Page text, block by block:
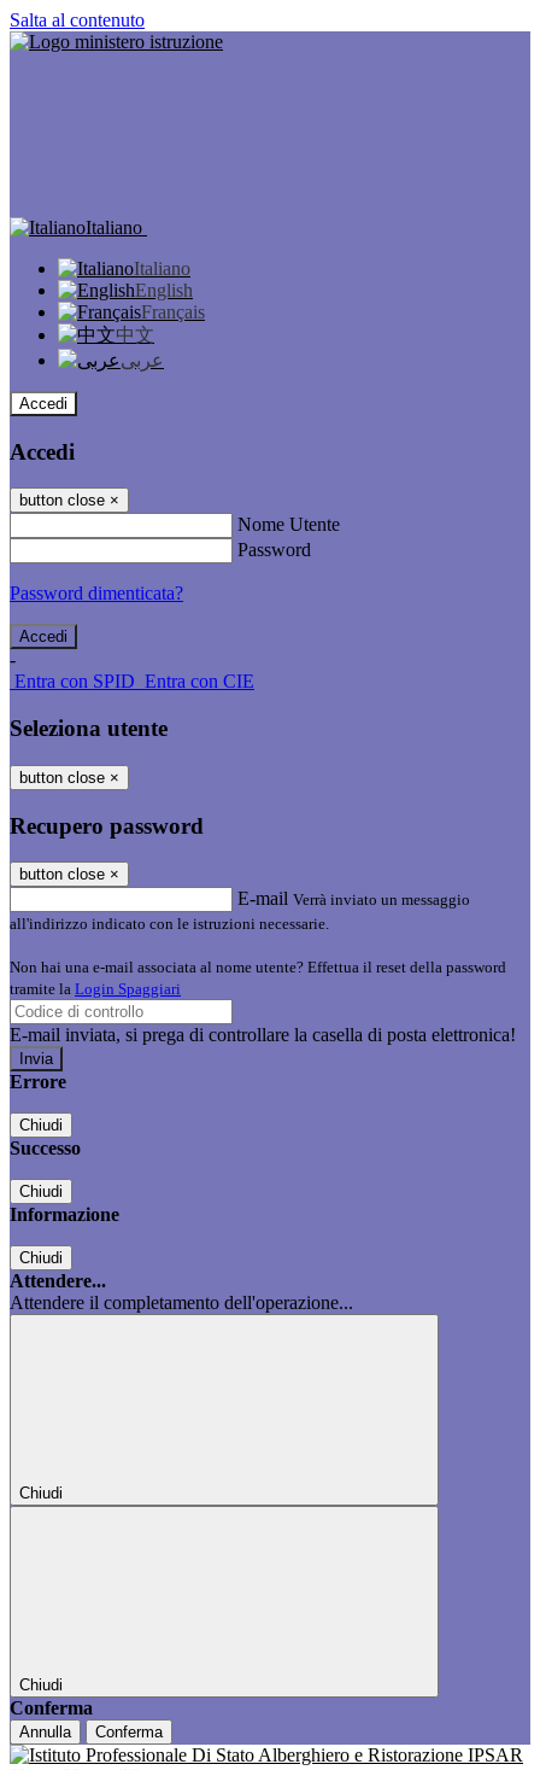
Salta al contenuto
Italiano
Italiano
English
Français
中文
عربى
Accedi
Accedi
button close ×
Nome Utente
Password
Password dimenticata?
-
Entra con SPID Entra con CIE
Seleziona utente
button close ×
Recupero password
button close ×
E-mail Verrà inviato un messaggio
all'indirizzo indicato con le istruzioni necessarie.
Non hai una e-mail associata al nome utente? Effettua il reset della password
tramite la Login Spaggiari
E-mail inviata, si prega di controllare la casella di posta elettronica!
Errore
Chiudi
Successo
Chiudi
Informazione
Chiudi
Attendere...
Attendere il completamento dell'operazione...
Chiudi
Chiudi
Conferma
Annulla Conferma